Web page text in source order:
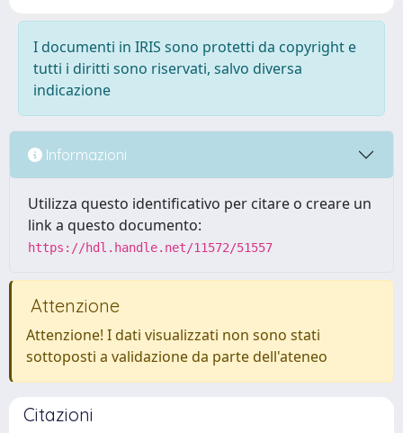
I documenti in IRIS sono protetti da copyright e
tutti i diritti sono riservati, salvo diversa
indicazione
Informazioni
Utilizza questo identificativo per citare o creare un
link a questo documento:
https://hdl.handle.net/11572/51557
Attenzione
Attenzione! I dati visualizzati non sono stati
sottoposti a validazione da parte dell'ateneo
Citazioni